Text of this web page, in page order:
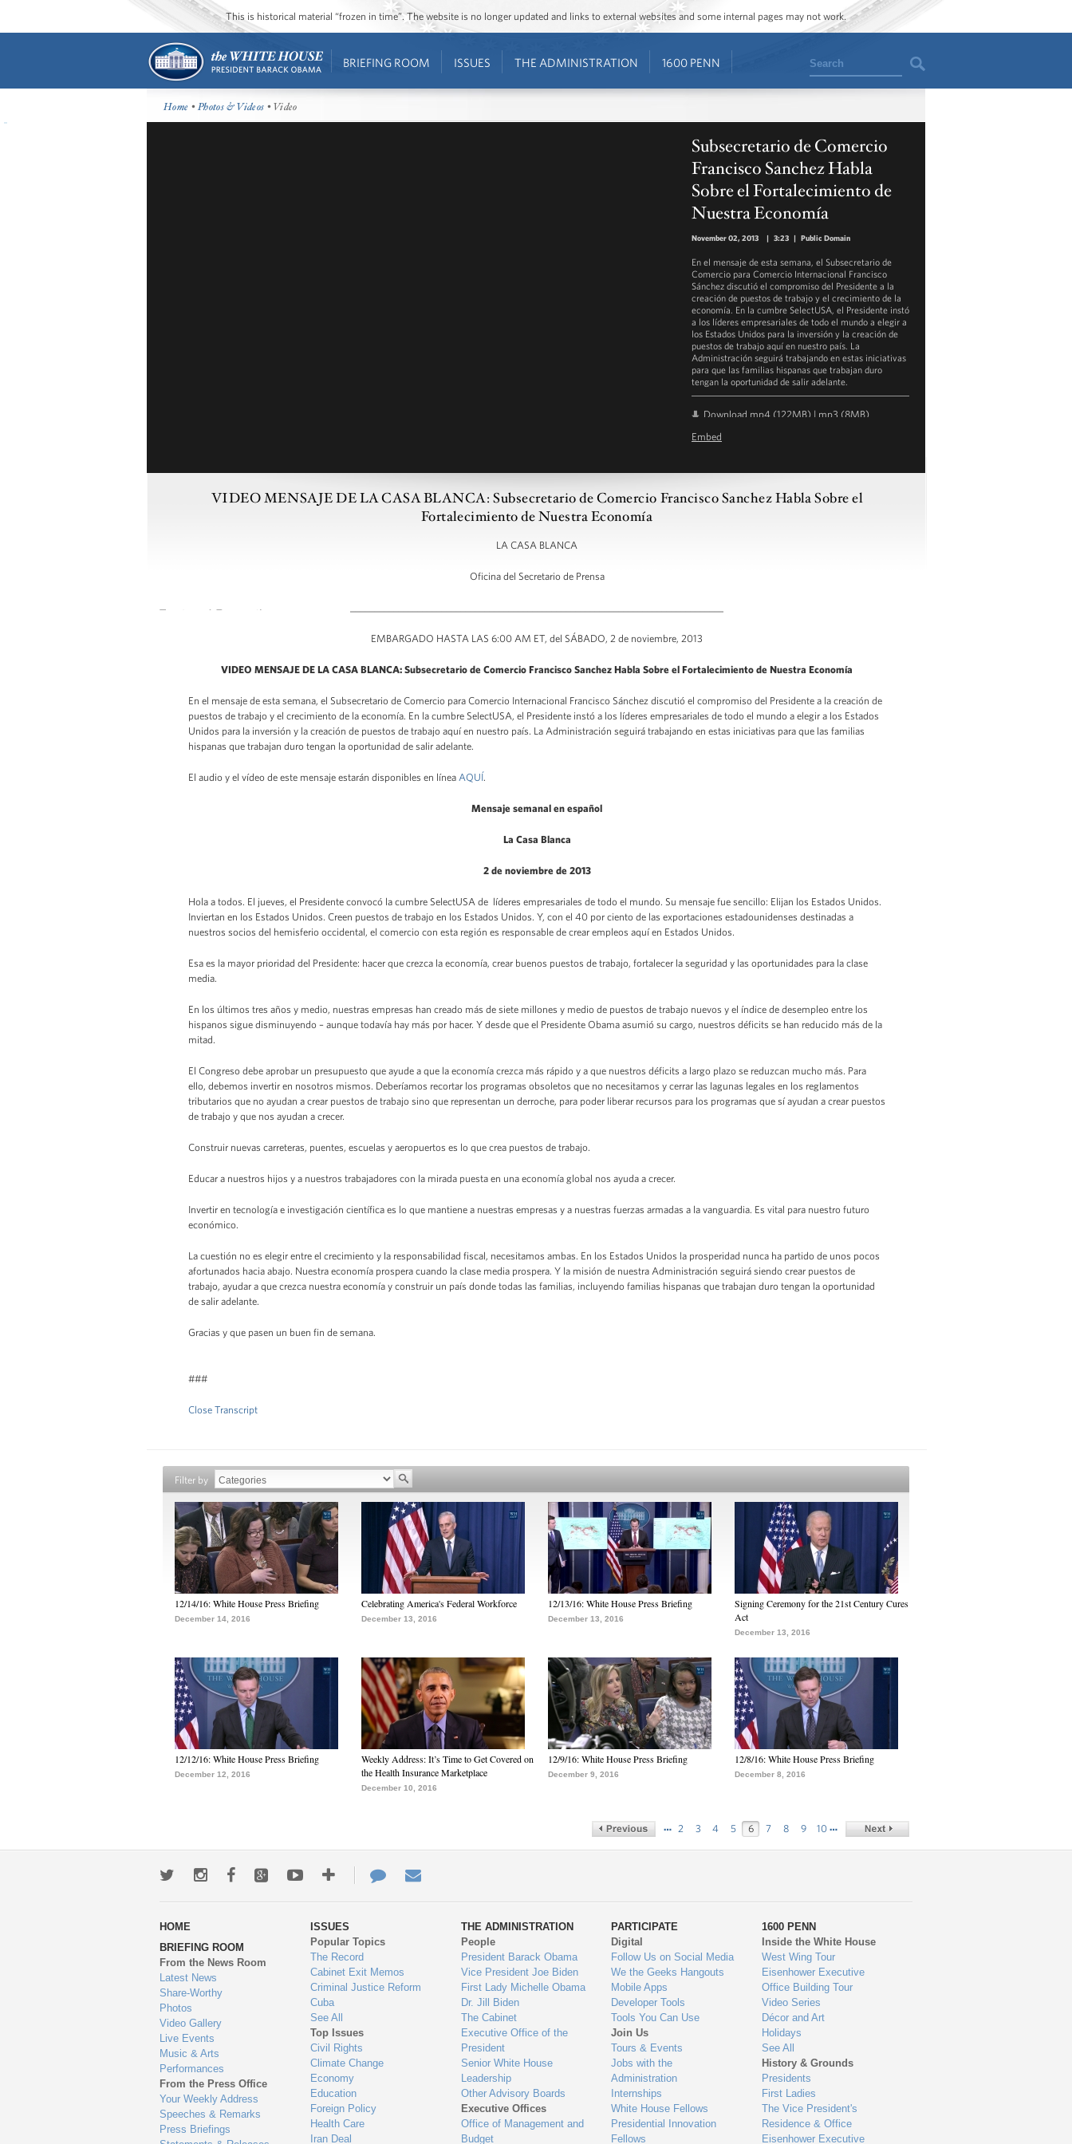
This is historical material “frozen in time”. The website is no longer updated and links to external websites and some internal pages may not work.
BRIEFING ROOM ISSUES THE ADMINISTRATION 1600 PENN Search
Home •Photos & Videos • Video
Subsecretario de Comercio
Francisco Sanchez Habla
Sobre el Fortalecimiento de
Nuestra Economía
November 02, 2013 | 3:23 | Public Domain
En el mensaje de esta semana, el Subsecretario de
Comercio para Comercio Internacional Francisco
Sánchez discutió el compromiso del Presidente a la
creación de puestos de trabajo y el crecimiento de la
economía. En la cumbre SelectUSA, el Presidente instó
a los líderes empresariales de todo el mundo a elegir a
los Estados Unidos para la inversión y la creación de
puestos de trabajo aquí en nuestro país. La
Administración seguirá trabajando en estas iniciativas
para que las familias hispanas que trabajan duro
tengan la oportunidad de salir adelante.
Download mp4 (122MB) | mp3 (8MB)
Read the Transcript
Embed
VIDEO MENSAJE DE LA CASA BLANCA: Subsecretario de Comercio Francisco Sanchez Habla Sobre el
Fortalecimiento de Nuestra Economía
LA CASA BLANCA
Oficina del Secretario de Prensa
EMBARGADO HASTA LAS 6:00 AM ET, del SÁBADO, 2 de noviembre, 2013
VIDEO MENSAJE DE LA CASA BLANCA: Subsecretario de Comercio Francisco Sanchez Habla Sobre el Fortalecimiento de Nuestra Economía
En el mensaje de esta semana, el Subsecretario de Comercio para Comercio Internacional Francisco Sánchez discutió el compromiso del Presidente a la creación de
puestos de trabajo y el crecimiento de la economía. En la cumbre SelectUSA, el Presidente instó a los líderes empresariales de todo el mundo a elegir a los Estados
Unidos para la inversión y la creación de puestos de trabajo aquí en nuestro país. La Administración seguirá trabajando en estas iniciativas para que las familias
hispanas que trabajan duro tengan la oportunidad de salir adelante.
El audio y el vídeo de este mensaje estarán disponibles en línea AQUÍ.
Mensaje semanal en español
La Casa Blanca
2 de noviembre de 2013
Hola a todos. El jueves, el Presidente convocó la cumbre SelectUSA de líderes empresariales de todo el mundo. Su mensaje fue sencillo: Elijan los Estados Unidos.
Inviertan en los Estados Unidos. Creen puestos de trabajo en los Estados Unidos. Y, con el 40 por ciento de las exportaciones estadounidenses destinadas a
nuestros socios del hemisferio occidental, el comercio con esta región es responsable de crear empleos aquí en Estados Unidos.
Esa es la mayor prioridad del Presidente: hacer que crezca la economía, crear buenos puestos de trabajo, fortalecer la seguridad y las oportunidades para la clase
media.
En los últimos tres años y medio, nuestras empresas han creado más de siete millones y medio de puestos de trabajo nuevos y el índice de desempleo entre los
hispanos sigue disminuyendo – aunque todavía hay más por hacer. Y desde que el Presidente Obama asumió su cargo, nuestros déficits se han reducido más de la
mitad.
El Congreso debe aprobar un presupuesto que ayude a que la economía crezca más rápido y a que nuestros déficits a largo plazo se reduzcan mucho más. Para
ello, debemos invertir en nosotros mismos. Deberíamos recortar los programas obsoletos que no necesitamos y cerrar las lagunas legales en los reglamentos
tributarios que no ayudan a crear puestos de trabajo sino que representan un derroche, para poder liberar recursos para los programas que sí ayudan a crear puestos
de trabajo y que nos ayudan a crecer.
Construir nuevas carreteras, puentes, escuelas y aeropuertos es lo que crea puestos de trabajo.
Educar a nuestros hijos y a nuestros trabajadores con la mirada puesta en una economía global nos ayuda a crecer.
Invertir en tecnología e investigación científica es lo que mantiene a nuestras empresas y a nuestras fuerzas armadas a la vanguardia. Es vital para nuestro futuro
económico.
La cuestión no es elegir entre el crecimiento y la responsabilidad fiscal, necesitamos ambas. En los Estados Unidos la prosperidad nunca ha partido de unos pocos
afortunados hacia abajo. Nuestra economía prospera cuando la clase media prospera. Y la misión de nuestra Administración seguirá siendo crear puestos de
trabajo, ayudar a que crezca nuestra economía y construir un país donde todas las familias, incluyendo familias hispanas que trabajan duro tengan la oportunidad
de salir adelante.
Gracias y que pasen un buen fin de semana.
###
Close Transcript
Filter by
12/14/16: White House Press Briefing
December 14, 2016
Celebrating America's Federal Workforce
December 13, 2016
12/13/16: White House Press Briefing
December 13, 2016
Signing Ceremony for the 21st Century Cures
Act
December 13, 2016
12/12/16: White House Press Briefing
December 12, 2016
Weekly Address: It’s Time to Get Covered on
the Health Insurance Marketplace
December 10, 2016
12/9/16: White House Press Briefing
December 9, 2016
12/8/16: White House Press Briefing
December 8, 2016
… 2 3 4 5 6 7 8 9 10 …